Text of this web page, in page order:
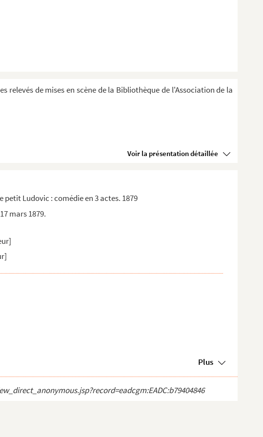
de mises en scène de la Bibliothèque de l'Association de la
Voir la présentation détaillée
Ludovic : comédie en 3 actes. 1879
mars 1879.
Plus